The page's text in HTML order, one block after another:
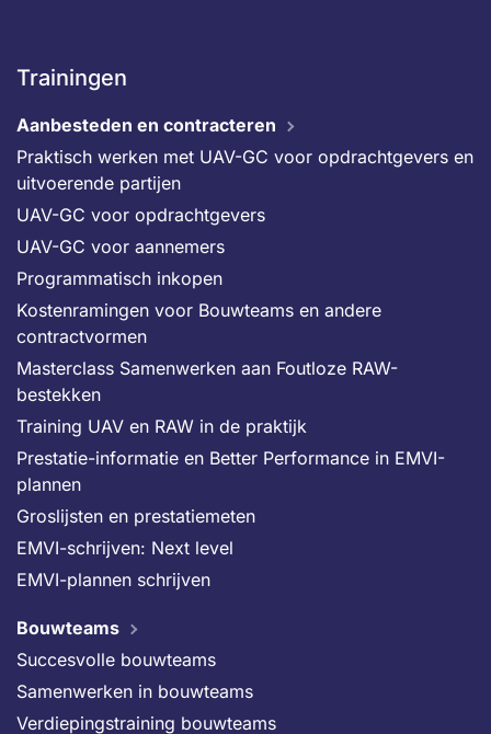
Trainingen
Aanbesteden en contracteren
Praktisch werken met UAV-GC voor opdrachtgevers en
uitvoerende partijen
UAV-GC voor opdrachtgevers
UAV-GC voor aannemers
Programmatisch inkopen
Kostenramingen voor Bouwteams en andere
contractvormen
Masterclass Samenwerken aan Foutloze RAW-
bestekken
Training UAV en RAW in de praktijk
Prestatie-informatie en Better Performance in EMVI-
plannen
Groslijsten en prestatiemeten
EMVI-schrijven: Next level
EMVI-plannen schrijven
Bouwteams
Succesvolle bouwteams
Samenwerken in bouwteams
Verdiepingstraining bouwteams